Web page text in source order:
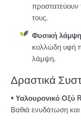
προστατεύουν
τους.
Φυσική
κολλώδη υφή
λάμψη.
Δραστικά
• Υαλουρονικό Οξύ
Βαθιά ενυδάτωση και